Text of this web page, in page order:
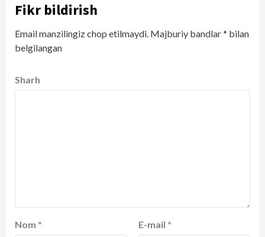
Fikr bildirish
Email manzilingiz chop etilmaydi. Majburiy bandlar* bilan
belgilangan
Sharh
Nom * E-mail *